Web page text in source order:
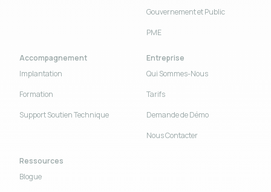
Gouvernement et Public
PME
Accompagnement
Implantation
Formation
Support Soutien Technique
Entreprise
Qui Sommes-Nous
Tarifs
Demande de Démo
Nous Contacter
Ressources
Blogue